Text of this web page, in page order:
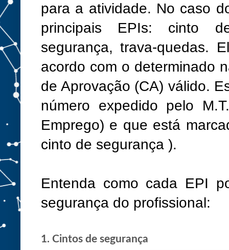
para a atividade. No caso
principais EPIs: cinto
segurança, trava-quedas.
acordo com o determinado
de Aprovação (CA) válido.
número expedido pelo
Emprego) e que está
cinto de segurança ).
Entenda como cada EPI
segurança do profissional:
1. Cintos de segurança